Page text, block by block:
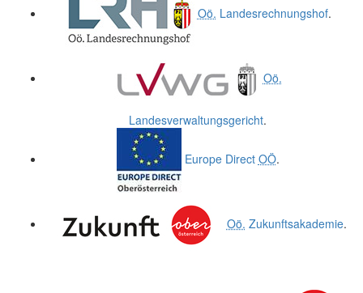
Oö. Landesrechnungshof.
Oö.
Landesverwaltungsgericht.
Europe Direct OÖ.
Oö. Zukunftsakademie.